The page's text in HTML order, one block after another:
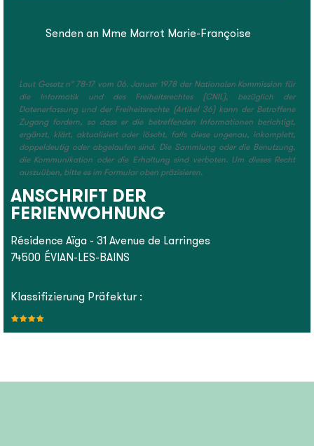
Laut Gesetz n° 78-17 vom 06. Januar 1978 der Nationalen Kommission für
die Informatik und des Freiheitsrechtes (CNIL), bezüglich der
Datenerfassung und der Freiheitsrechte (Artikel 36) kann der Betroffene
Zugang fordern, so dass er die betreffenden Informationen berichtigt,
ergänzt, klärt, aktualisiert oder löscht, falls diese ungenau, inkomplett,
doppeldeutig oder abgelaufen sind. Die Sammlung oder die Benutzung,
die Kommunikation oder die Erhaltung sind verboten. Um dieses Recht
auszuüben, bitte es im Formular oben präzisieren.
ANSCHRIFT DER
FERIENWOHNUNG
Résidence Aïga - 31 Avenue de Larringes
74500 ÉVIAN-LES-BAINS
Klassifizierung Präfektur :